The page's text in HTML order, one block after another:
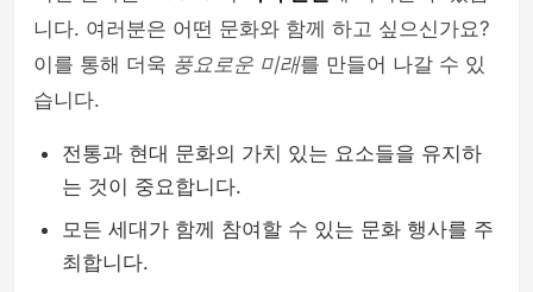
니다. 여러분은 어떤 문화와 함께 하고 싶으신가요?
이를 통해 더욱 풍요로운 미래를 만들어 나갈 수 있
습니다.
전통과 현대 문화의 가치 있는 요소들을 유지하
는 것이 중요합니다.
모든 세대가 함께 참여할 수 있는 문화 행사를 주
최합니다.